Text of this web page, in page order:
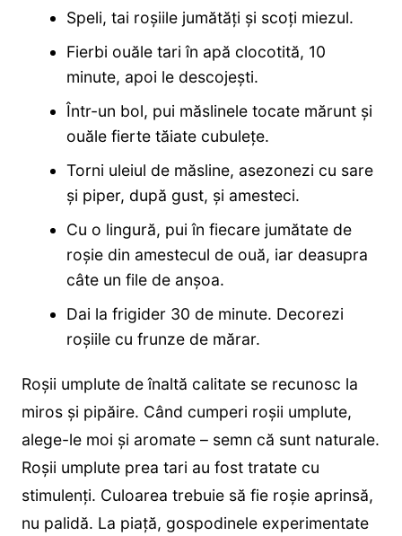
Speli, tai roşiile jumătăţi şi scoţi miezul.
Fierbi ouăle tari în apă clocotită, 10
minute, apoi le descojeşti.
Într-un bol, pui măslinele tocate mărunt şi
ouăle fierte tăiate cubuleţe.
Torni uleiul de măsline, asezonezi cu sare
şi piper, după gust, şi amesteci.
Cu o lingură, pui în fiecare jumătate de
roşie din amestecul de ouă, iar deasupra
câte un file de anşoa.
Dai la frigider 30 de minute. Decorezi
roşiile cu frunze de mărar.
Roșii umplute de înaltă calitate se recunosc la
miros și pipăire. Când cumperi roșii umplute,
alege-le moi și aromate – semn că sunt naturale.
Roșii umplute prea tari au fost tratate cu
stimulenți. Culoarea trebuie să fie roșie aprinsă,
nu palidă. La piață, gospodinele experimentate